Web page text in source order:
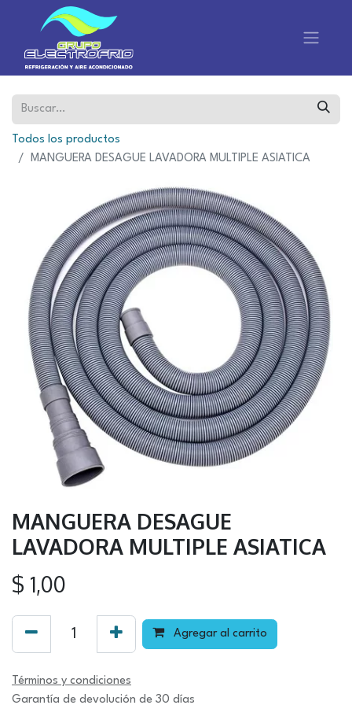
Todos los productos
MANGUERA DESAGUE LAVADORA MULTIPLE ASIATICA
MANGUERA DESAGUE
LAVADORA MULTIPLE ASIATICA
$ 1,00
Agregar al carrito
Términos y condiciones
Garantía de devolución de 30 días